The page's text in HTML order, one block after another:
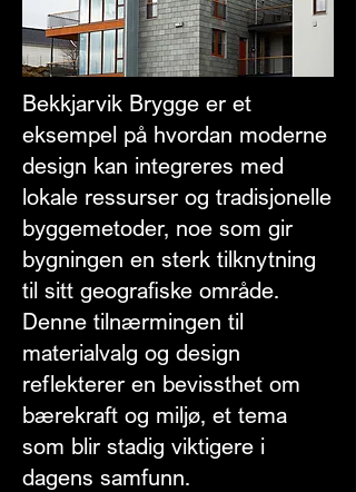
Bekkjarvik Brygge er et
eksempel på hvordan moderne
design kan integreres med
lokale ressurser og tradisjonelle
byggemetoder, noe som gir
bygningen en sterk tilknytning
til sitt geografiske område.
Denne tilnærmingen til
materialvalg og design
reflekterer en bevissthet om
bærekraft og miljø, et tema
som blir stadig viktigere i
dagens samfunn.